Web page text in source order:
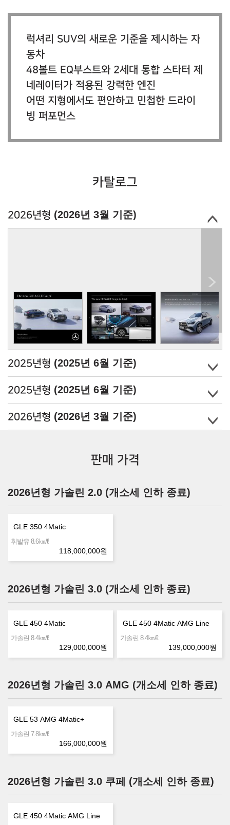
럭셔리 SUV의 새로운 기준을 제시하는 자
동차
48볼트 EQ부스트와 2세대 통합 스타터 제
네레이터가 적용된 강력한 엔진
어떤 지형에서도 편안하고 민첩한 드라이
빙 퍼포먼스
카탈로그
2026년형 (2026년 3월 기준)
2025년형 (2025년 6월 기준)
2025년형 (2025년 6월 기준)
2026년형 (2026년 3월 기준)
판매 가격
2026년형 가솔린 2.0 (개소세 인하 종료)
GLE 350 4Matic
휘발유 8.6㎞/ℓ
118,000,000원
2026년형 가솔린 3.0 (개소세 인하 종료)
GLE 450 4Matic
가솔린 8.4㎞/ℓ
129,000,000원
GLE 450 4Matic AMG Line
가솔린 8.4㎞/ℓ
139,000,000원
2026년형 가솔린 3.0 AMG (개소세 인하 종료)
GLE 53 AMG 4Matic+
가솔린 7.8㎞/ℓ
166,000,000원
2026년형 가솔린 3.0 쿠페 (개소세 인하 종료)
GLE 450 4Matic AMG Line